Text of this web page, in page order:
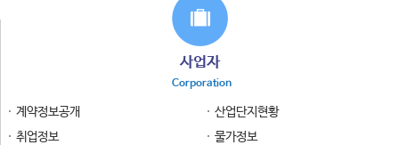
사업자
Corporation
계약정보공개
산업단지현황
취업정보
물가정보